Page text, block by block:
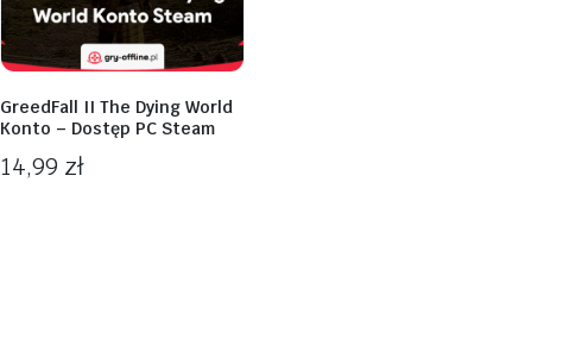
GreedFall II The Dying World
Konto – Dostęp PC Steam
14,99 zł